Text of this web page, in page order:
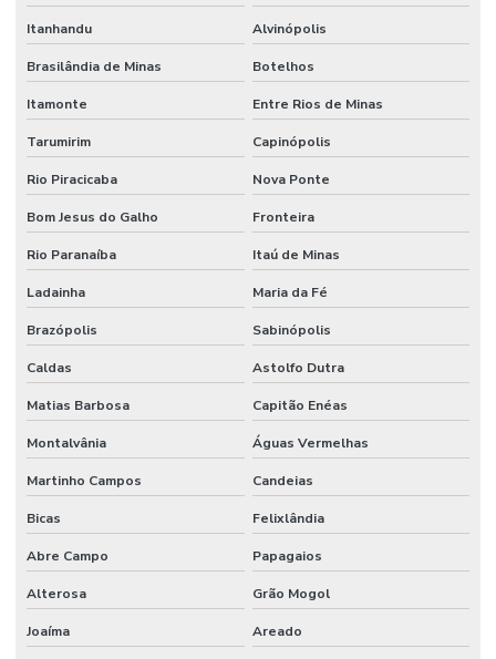
Itanhandu Alvinópolis
Brasilândia de Minas Botelhos
Itamonte Entre Rios de Minas
Tarumirim Capinópolis
Rio Piracicaba Nova Ponte
Bom Jesus do Galho Fronteira
Rio Paranaíba Itaú de Minas
Ladainha Maria da Fé
Brazópolis Sabinópolis
Caldas Astolfo Dutra
Matias Barbosa Capitão Enéas
Montalvânia Águas Vermelhas
Martinho Campos Candeias
Bicas Felixlândia
Abre Campo Papagaios
Alterosa Grão Mogol
Joaíma Areado